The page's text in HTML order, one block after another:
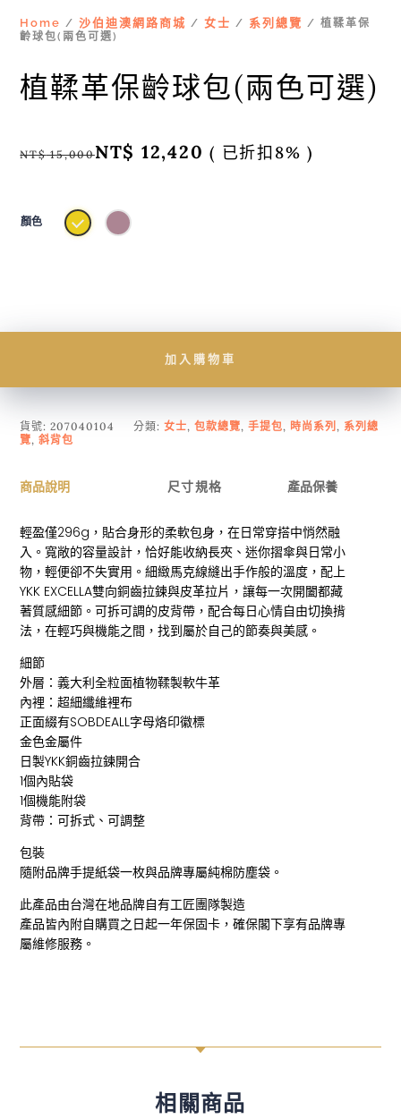
Home /沙伯迪澳網路商城 /女士 / 系列總覽 / 植鞣革保
齡球包(兩色可選)
植鞣革保齡球包(兩色可選)
NT$15,000NT$ 12,420 ( 已折扣8% )
顏色
加入購物車
貨號:207040104 分類:女士,包款總覽,手提包, 時尚系列, 系列總
覽,斜背包
商品說明 尺寸規格 產品保養
輕盈僅296g，貼合身形的柔軟包身，在日常穿搭中悄然融
入。寬敞的容量設計，恰好能收納長夾、迷你摺傘與日常小
物，輕便卻不失實用。細緻馬克線縫出手作般的溫度，配上
YKK EXCELLA雙向銅齒拉鍊與皮革拉片，讓每一次開闔都藏
著質感細節。可拆可調的皮背帶，配合每日心情自由切換揹
法，在輕巧與機能之間，找到屬於自己的節奏與美感。
細節
外層：義大利全粒面植物鞣製軟牛革
內裡：超細纖維裡布
正面綴有SOBDEALL字母烙印徽標
金色金屬件
日製YKK銅齒拉鍊開合
1個內貼袋
1個機能附袋
背帶：可拆式、可調整
包裝
隨附品牌手提紙袋一枚與品牌專屬純棉防塵袋。
此產品由台灣在地品牌自有工匠團隊製造
產品皆內附自購買之日起一年保固卡，確保閣下享有品牌專
屬維修服務。
C
相關商品